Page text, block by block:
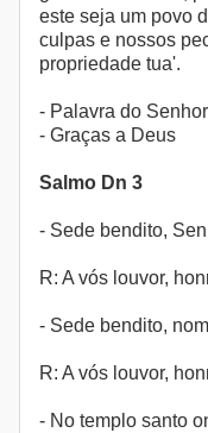
este seja um povo
culpas e nossos
propriedade tua'.
- Palavra do Senhor
- Graças a Deus
Salmo Dn 3
- Sede bendito,
R: A vós louvor,
- Sede bendito,
R: A vós louvor,
- No templo santo